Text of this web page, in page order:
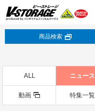
商品検索
ALL ニュース
動画 特集一覧